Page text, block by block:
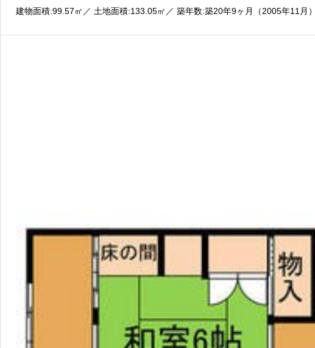
建物面積:99.57㎡ ／ 土地面積:133.05㎡ ／ 築年数:築20年9ヶ月（2005年11月）